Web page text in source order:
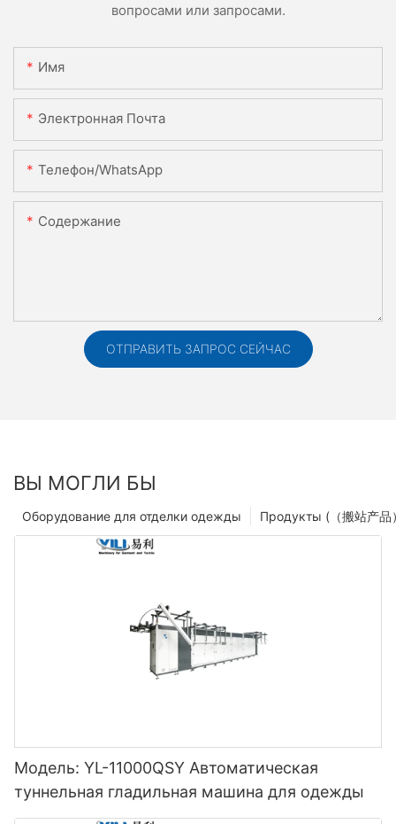
вопросами или запросами.
Имя
Электронная Почта
Телефон/WhatsApp
Содержание
ОТПРАВИТЬ ЗАПРОС СЕЙЧАС
ВЫ МОГЛИ БЫ
Продукты (（搬站产品
Оборудование для отделки одежды
Модель: YL-11000QSY Автоматическая
туннельная гладильная машина для одежды